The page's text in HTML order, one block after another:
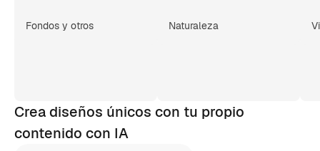
Fondos y otros Naturaleza
Crea diseños únicos con tu propio
contenido con IA